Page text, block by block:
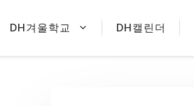
DH겨울학교 DH캘린더